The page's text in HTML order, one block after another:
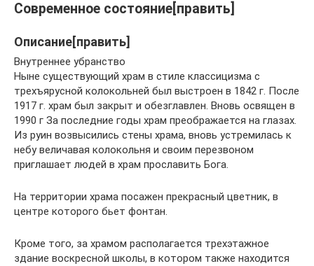
Современное состояние[править]
Описание[править]
Внутреннее убранство
Ныне существующий храм в стиле классицизма с
трехъярусной колокольней был выстроен в 1842 г. После
1917 г. храм был закрыт и обезглавлен. Вновь освящен в
1990 г За последние годы храм преображается на глазах.
Из руин возвысились стены храма, вновь устремилась к
небу величавая колокольня и своим перезвоном
приглашает людей в храм прославить Бога.
На территории храма посажен прекрасный цветник, в
центре которого бьет фонтан.
Кроме того, за храмом располагается трехэтажное
здание воскресной школы, в котором также находится